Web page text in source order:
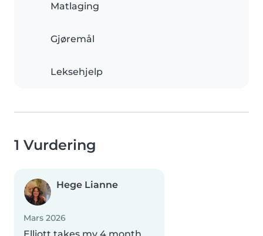
Matlaging
Gjøremål
Leksehjelp
1 Vurdering
Hege Lianne
Mars 2026